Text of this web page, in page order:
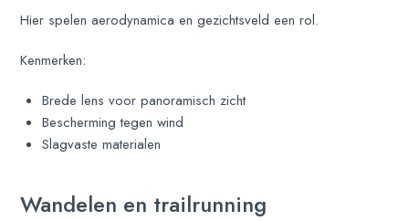
Hier spelen aerodynamica en gezichtsveld een rol.
Kenmerken:
Brede lens voor panoramisch zicht
Bescherming tegen wind
Slagvaste materialen
Wandelen en trailrunning